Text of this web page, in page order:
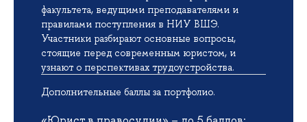
факультета, ведущими преподавателями и
правилами поступления в НИУ ВШЭ.
Участники разбирают основные вопросы,
стоящие перед современным юристом, и
узнают о перспективах трудоустройства.
Дополнительные баллы за портфолио.